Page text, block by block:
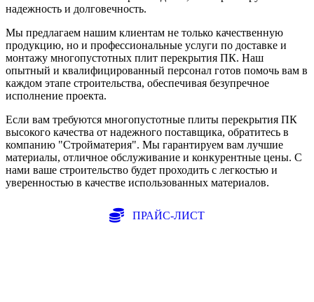
надежность и долговечность.
Мы предлагаем нашим клиентам не только качественную
продукцию, но и профессиональные услуги по доставке и
монтажу многопустотных плит перекрытия ПК. Наш
опытный и квалифицированный персонал готов помочь вам в
каждом этапе строительства, обеспечивая безупречное
исполнение проекта.
Если вам требуются многопустотные плиты перекрытия ПК
высокого качества от надежного поставщика, обратитесь в
компанию "Стройматерия". Мы гарантируем вам лучшие
материалы, отличное обслуживание и конкурентные цены. С
нами ваше строительство будет проходить с легкостью и
уверенностью в качестве использованных материалов.
ПРАЙС-ЛИСТ